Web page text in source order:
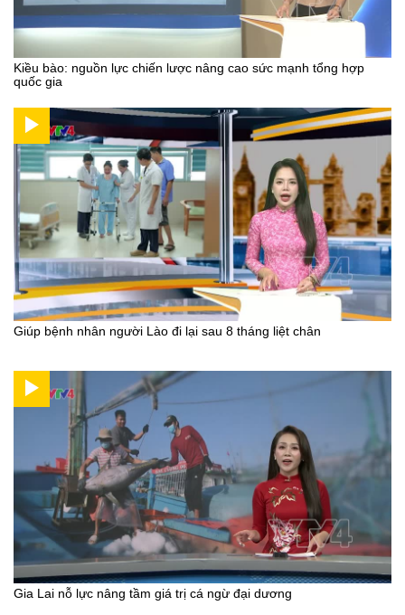
Kiều bào: nguồn lực chiến lược nâng cao sức mạnh tổng hợp
quốc gia
Giúp bệnh nhân người Lào đi lại sau 8 tháng liệt chân
Gia Lai nỗ lực nâng tầm giá trị cá ngừ đại dương